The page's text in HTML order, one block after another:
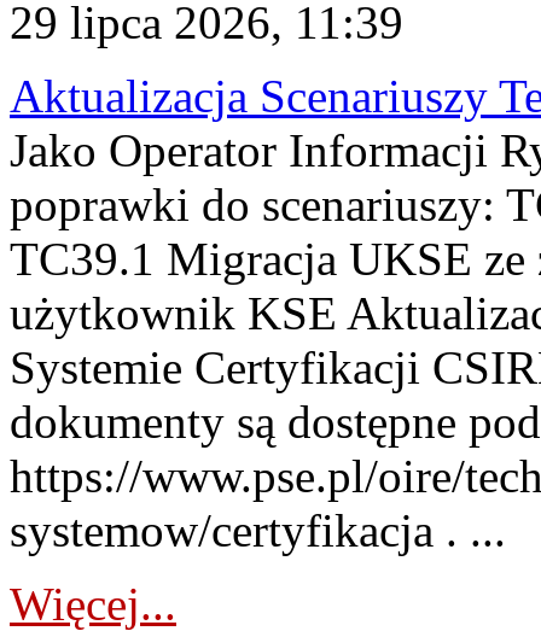
29 lipca 2026, 11:39
Aktualizacja Scenariuszy
Jako Operator Informacji
poprawki do scenariuszy:
TC39.1 Migracja UKSE
użytkownik KSE
Systemie Certyfikacji
dokumenty są dostępne
https://www.pse.pl/oire/
systemow/certyfikacja . ...
Więcej...